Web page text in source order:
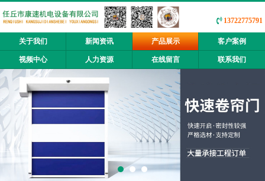
13722775791
关于我们 新闻资讯 产品展示 客户案例
视频中心 人力资源 在线留言 联系我们